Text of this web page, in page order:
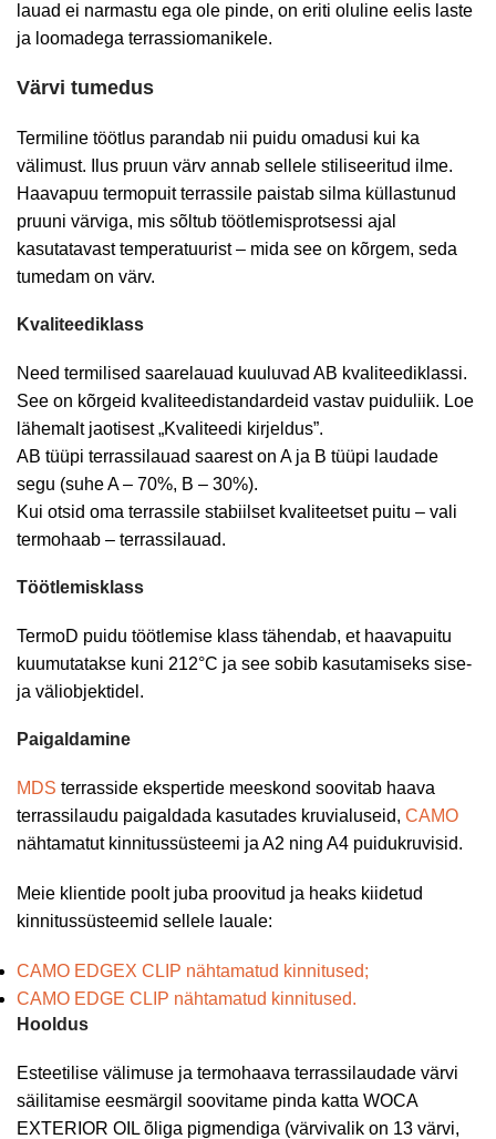
lauad ei narmastu ega ole pinde, on eriti oluline eelis laste
ja loomadega terrassiomanikele.
Värvi tumedus
Termiline töötlus parandab nii puidu omadusi kui ka
välimust. Ilus pruun värv annab sellele stiliseeritud ilme.
Haavapuu termopuit terrassile paistab silma küllastunud
pruuni värviga, mis sõltub töötlemisprotsessi ajal
kasutatavast temperatuurist – mida see on kõrgem, seda
tumedam on värv.
Kvaliteediklass
Need termilised saarelauad kuuluvad AB kvaliteediklassi.
See on kõrgeid kvaliteedistandardeid vastav puiduliik. Loe
lähemalt jaotisest „Kvaliteedi kirjeldus”.
AB tüüpi terrassilauad saarest on A ja B tüüpi laudade
segu (suhe A – 70%, B – 30%).
Kui otsid oma terrassile stabiilset kvaliteetset puitu – vali
termohaab – terrassilauad.
Töötlemisklass
TermoD puidu töötlemise klass tähendab, et haavapuitu
kuumutatakse kuni 212°C ja see sobib kasutamiseks sise-
ja väliobjektidel.
Paigaldamine
MDS terrasside ekspertide meeskond soovitab haava
terrassilaudu paigaldada kasutades kruvialuseid, CAMO
nähtamatut kinnitussüsteemi ja A2 ning A4 puidukruvisid.
Meie klientide poolt juba proovitud ja heaks kiidetud
kinnitussüsteemid sellele lauale:
CAMO EDGEX CLIP nähtamatud kinnitused;
CAMO EDGE CLIP nähtamatud kinnitused.
Hooldus
Esteetilise välimuse ja termohaava terrassilaudade värvi
säilitamise eesmärgil soovitame pinda katta WOCA
EXTERIOR OIL õliga pigmendiga (värvivalik on 13 värvi,